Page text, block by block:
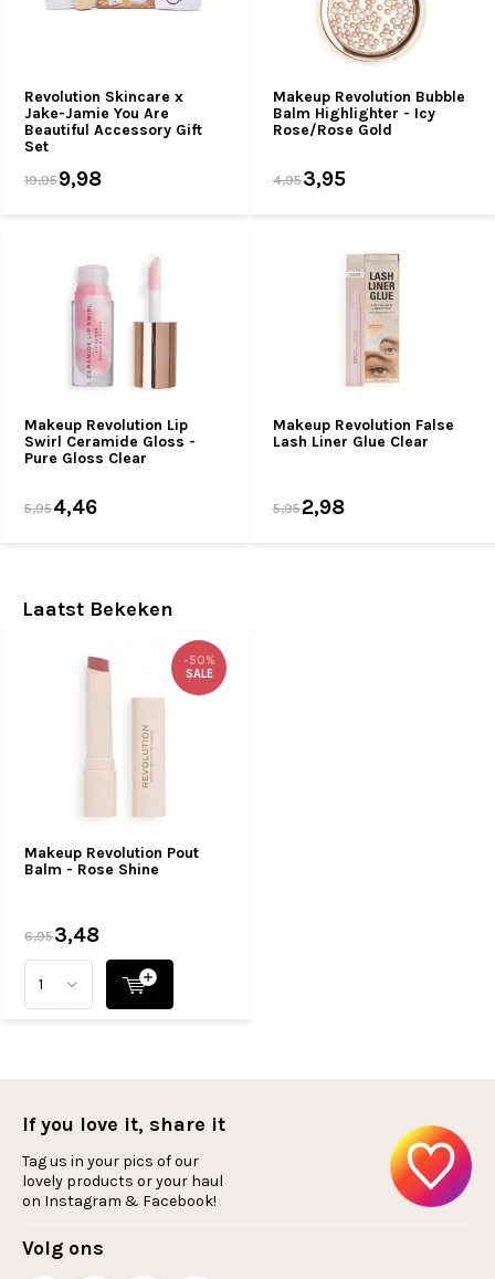
Revolution Skincare x
Jake-Jamie You Are
Beautiful Accessory Gift
Set
19,959,98
Makeup Revolution Bubble
Balm Highlighter - Icy
Rose/Rose Gold
4,953,95
Makeup Revolution Lip
Swirl Ceramide Gloss -
Pure Gloss Clear
5,954,46
Makeup Revolution False
Lash Liner Glue Clear
5,952,98
Laatst Bekeken
Makeup Revolution Pout
Balm - Rose Shine
-50%
SALE
6,953,48
If you love it, share it
Tag us in your pics of our
lovely products or your haul
on Instagram & Facebook!
Volg ons